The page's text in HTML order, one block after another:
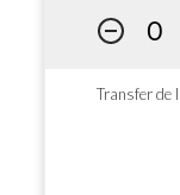
Transfer de